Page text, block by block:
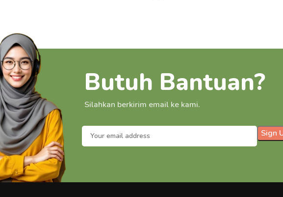
Butuh Bantuan?
Silahkan berkirim email ke kami.